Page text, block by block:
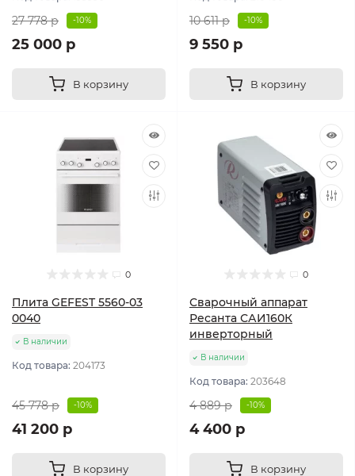
27 778 р -10%
25 000 р
В корзину
10 611 р -10%
9 550 р
В корзину
0
Плита GEFEST 5560-03
0040
В наличии
Код товара: 204173
45 778 р -10%
41 200 р
В корзину
0
Сварочный аппарат
Ресанта САИ160К
инверторный
В наличии
Код товара: 203648
4 889 р -10%
4 400 р
В корзину